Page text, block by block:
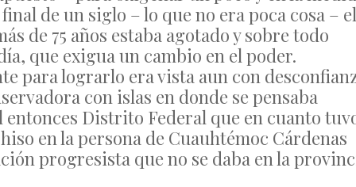
de un siglo – lo que no era poca cosa – el
de 75 años estaba agotado y sobre todo
que exigua un cambio en el poder.
para lograrlo era vista aun con
con islas en donde se pensaba
Distrito Federal que en cuanto
en la persona de Cuauhtémoc Cárdenas
progresista que no se daba en la